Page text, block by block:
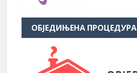
ОБЈЕДИЊЕНА ПРОЦЕДУРА